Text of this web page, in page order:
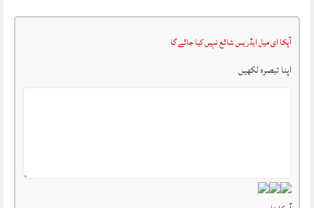
آپکا ای میل ایڈریس شائع نہیں کیا جائے گا
اپنا تبصرہ لکھیں